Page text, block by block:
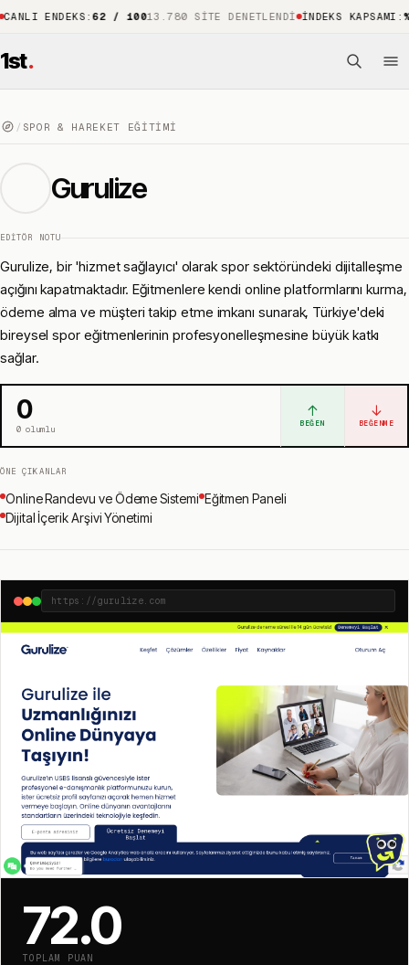
ENDEKS:62 / 100 13.780 SITE DENETLENDI İNDEKS KAPSAMI:%88
1st.
/ SPOR & HAREKET EĞITIMI
Gurulize
EDITÖR NOTU
Gurulize, bir 'hizmet sağlayıcı' olarak spor sektöründeki dijitalleşme
açığını kapatmaktadır. Eğitmenlere kendi online platformlarını kurma,
ödeme alma ve müşteri takip etme imkanı sunarak, Türkiye'deki
bireysel spor eğitmenlerinin profesyonelleşmesine büyük katkı
sağlar.
0
0olumlu
↑
BEĞEN
↓
BEĞENME
ÖNE ÇIKANLAR
Online Randevu ve Ödeme Sistemi Eğitmen Paneli
Dijital İçerik Arşivi Yönetimi
https://gurulize.com
72.0
TOPLAM PUAN